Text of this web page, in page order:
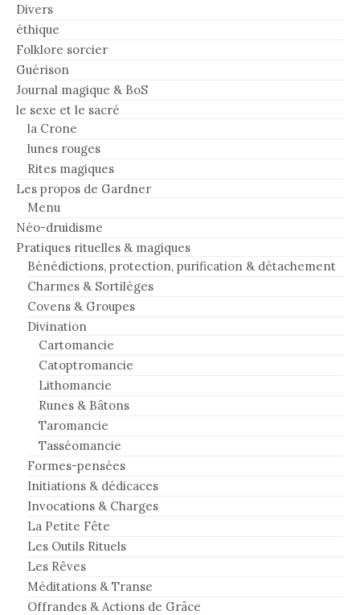
Divers
éthique
Folklore sorcier
Guérison
Journal magique & BoS
le sexe et le sacré
la Crone
lunes rouges
Rites magiques
Les propos de Gardner
Menu
Néo-druidisme
Pratiques rituelles & magiques
Bénédictions, protection, purification & détachement
Charmes & Sortilèges
Covens & Groupes
Divination
Cartomancie
Catoptromancie
Lithomancie
Runes & Bâtons
Taromancie
Tasséomancie
Formes-pensées
Initiations & dédicaces
Invocations & Charges
La Petite Fête
Les Outils Rituels
Les Rêves
Méditations & Transe
Offrandes & Actions de Grâce